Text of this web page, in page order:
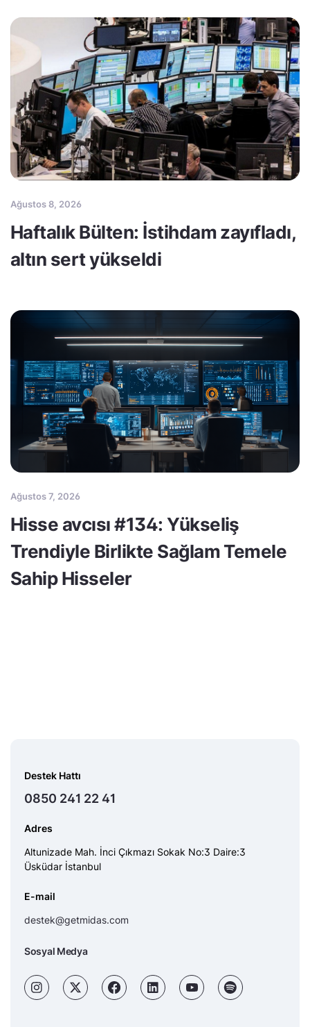
Ağustos 8, 2026
Haftalık Bülten: İstihdam zayıfladı,
altın sert yükseldi
Ağustos 7, 2026
Hisse avcısı #134: Yükseliş
Trendiyle Birlikte Sağlam Temele
Sahip Hisseler
Destek Hattı
0850 241 22 41
Adres
Altunizade Mah. İnci Çıkmazı Sokak No:3 Daire:3
Üsküdar İstanbul
E-mail
destek@getmidas.com
Sosyal Medya